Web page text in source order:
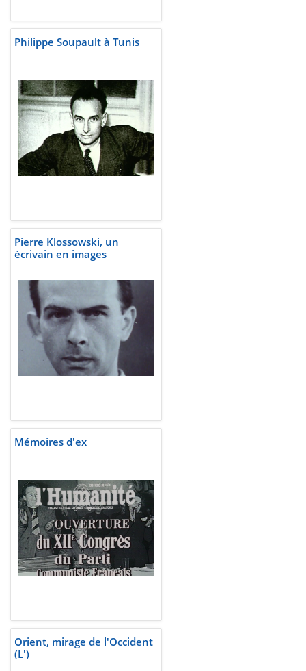
Philippe Soupault à Tunis
Pierre Klossowski, un
écrivain en images
Mémoires d'ex
Orient, mirage de l'Occident
(L')